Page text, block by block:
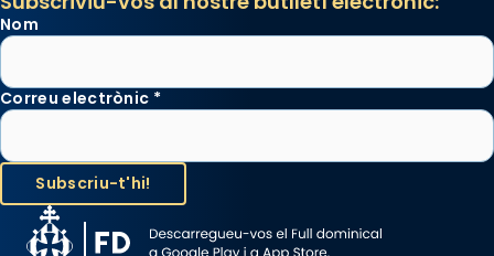
Nom
Correu electrònic *